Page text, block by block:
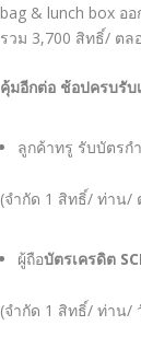
bag & lunch box อ
รวม 3,700 สิทธิ์/ ตล
คุ้มอีกต่อ ช้อปครบรั
ลูกค้าทรู รับบัตรก
(จำกัด 1 สิทธิ์/ ท่าน/
ผู้ถือบัตรเครดิต
(จำกัด 1 สิทธิ์/ ท่าน/